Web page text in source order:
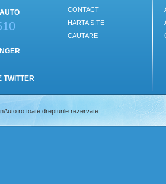
TWITTER
CONTACT
HARTA SITE
CAUTARE
toate drepturile rezervate.